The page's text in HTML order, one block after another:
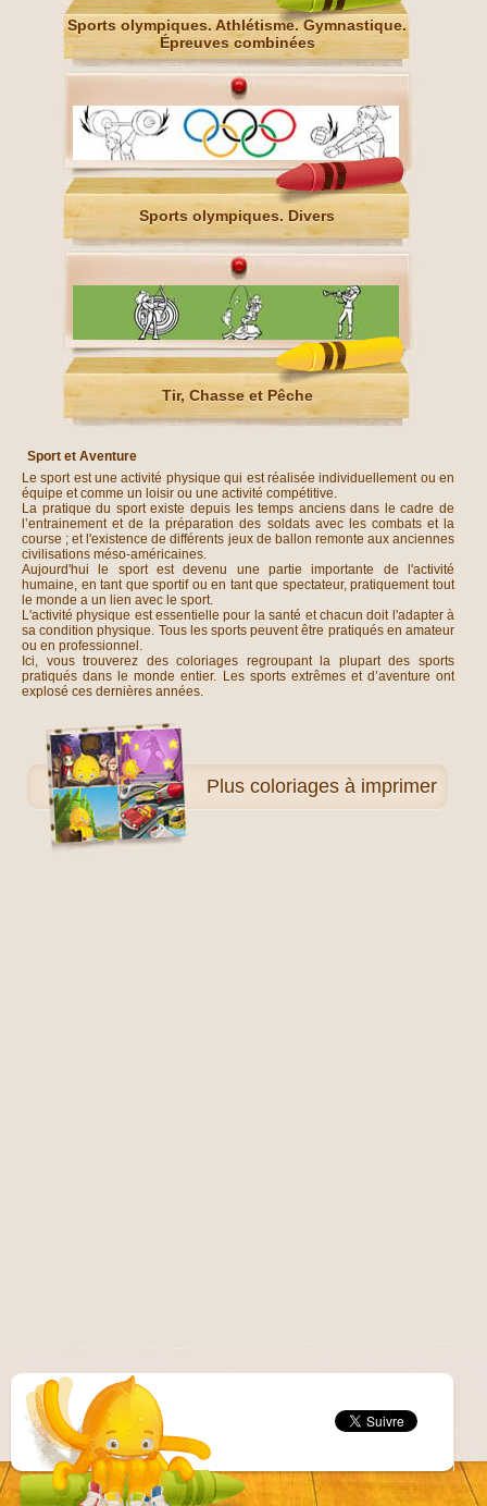
Sports olympiques. Athlétisme. Gymnastique.
Épreuves combinées
Sports olympiques. Divers
Tir, Chasse et Pêche
Sport et Aventure
Le sport est une activité physique qui est réalisée individuellement ou en
équipe et comme un loisir ou une activité compétitive.
La pratique du sport existe depuis les temps anciens dans le cadre de
l’entrainement et de la préparation des soldats avec les combats et la
course ; et l'existence de différents jeux de ballon remonte aux anciennes
civilisations méso-américaines.
Aujourd'hui le sport est devenu une partie importante de l'activité
humaine, en tant que sportif ou en tant que spectateur, pratiquement tout
le monde a un lien avec le sport.
L'activité physique est essentielle pour la santé et chacun doit l'adapter à
sa condition physique. Tous les sports peuvent être pratiqués en amateur
ou en professionnel.
Ici, vous trouverez des coloriages regroupant la plupart des sports
pratiqués dans le monde entier. Les sports extrêmes et d’aventure ont
explosé ces dernières années.
Plus coloriages à imprimer